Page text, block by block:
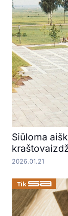
Siūloma
2026.01.21